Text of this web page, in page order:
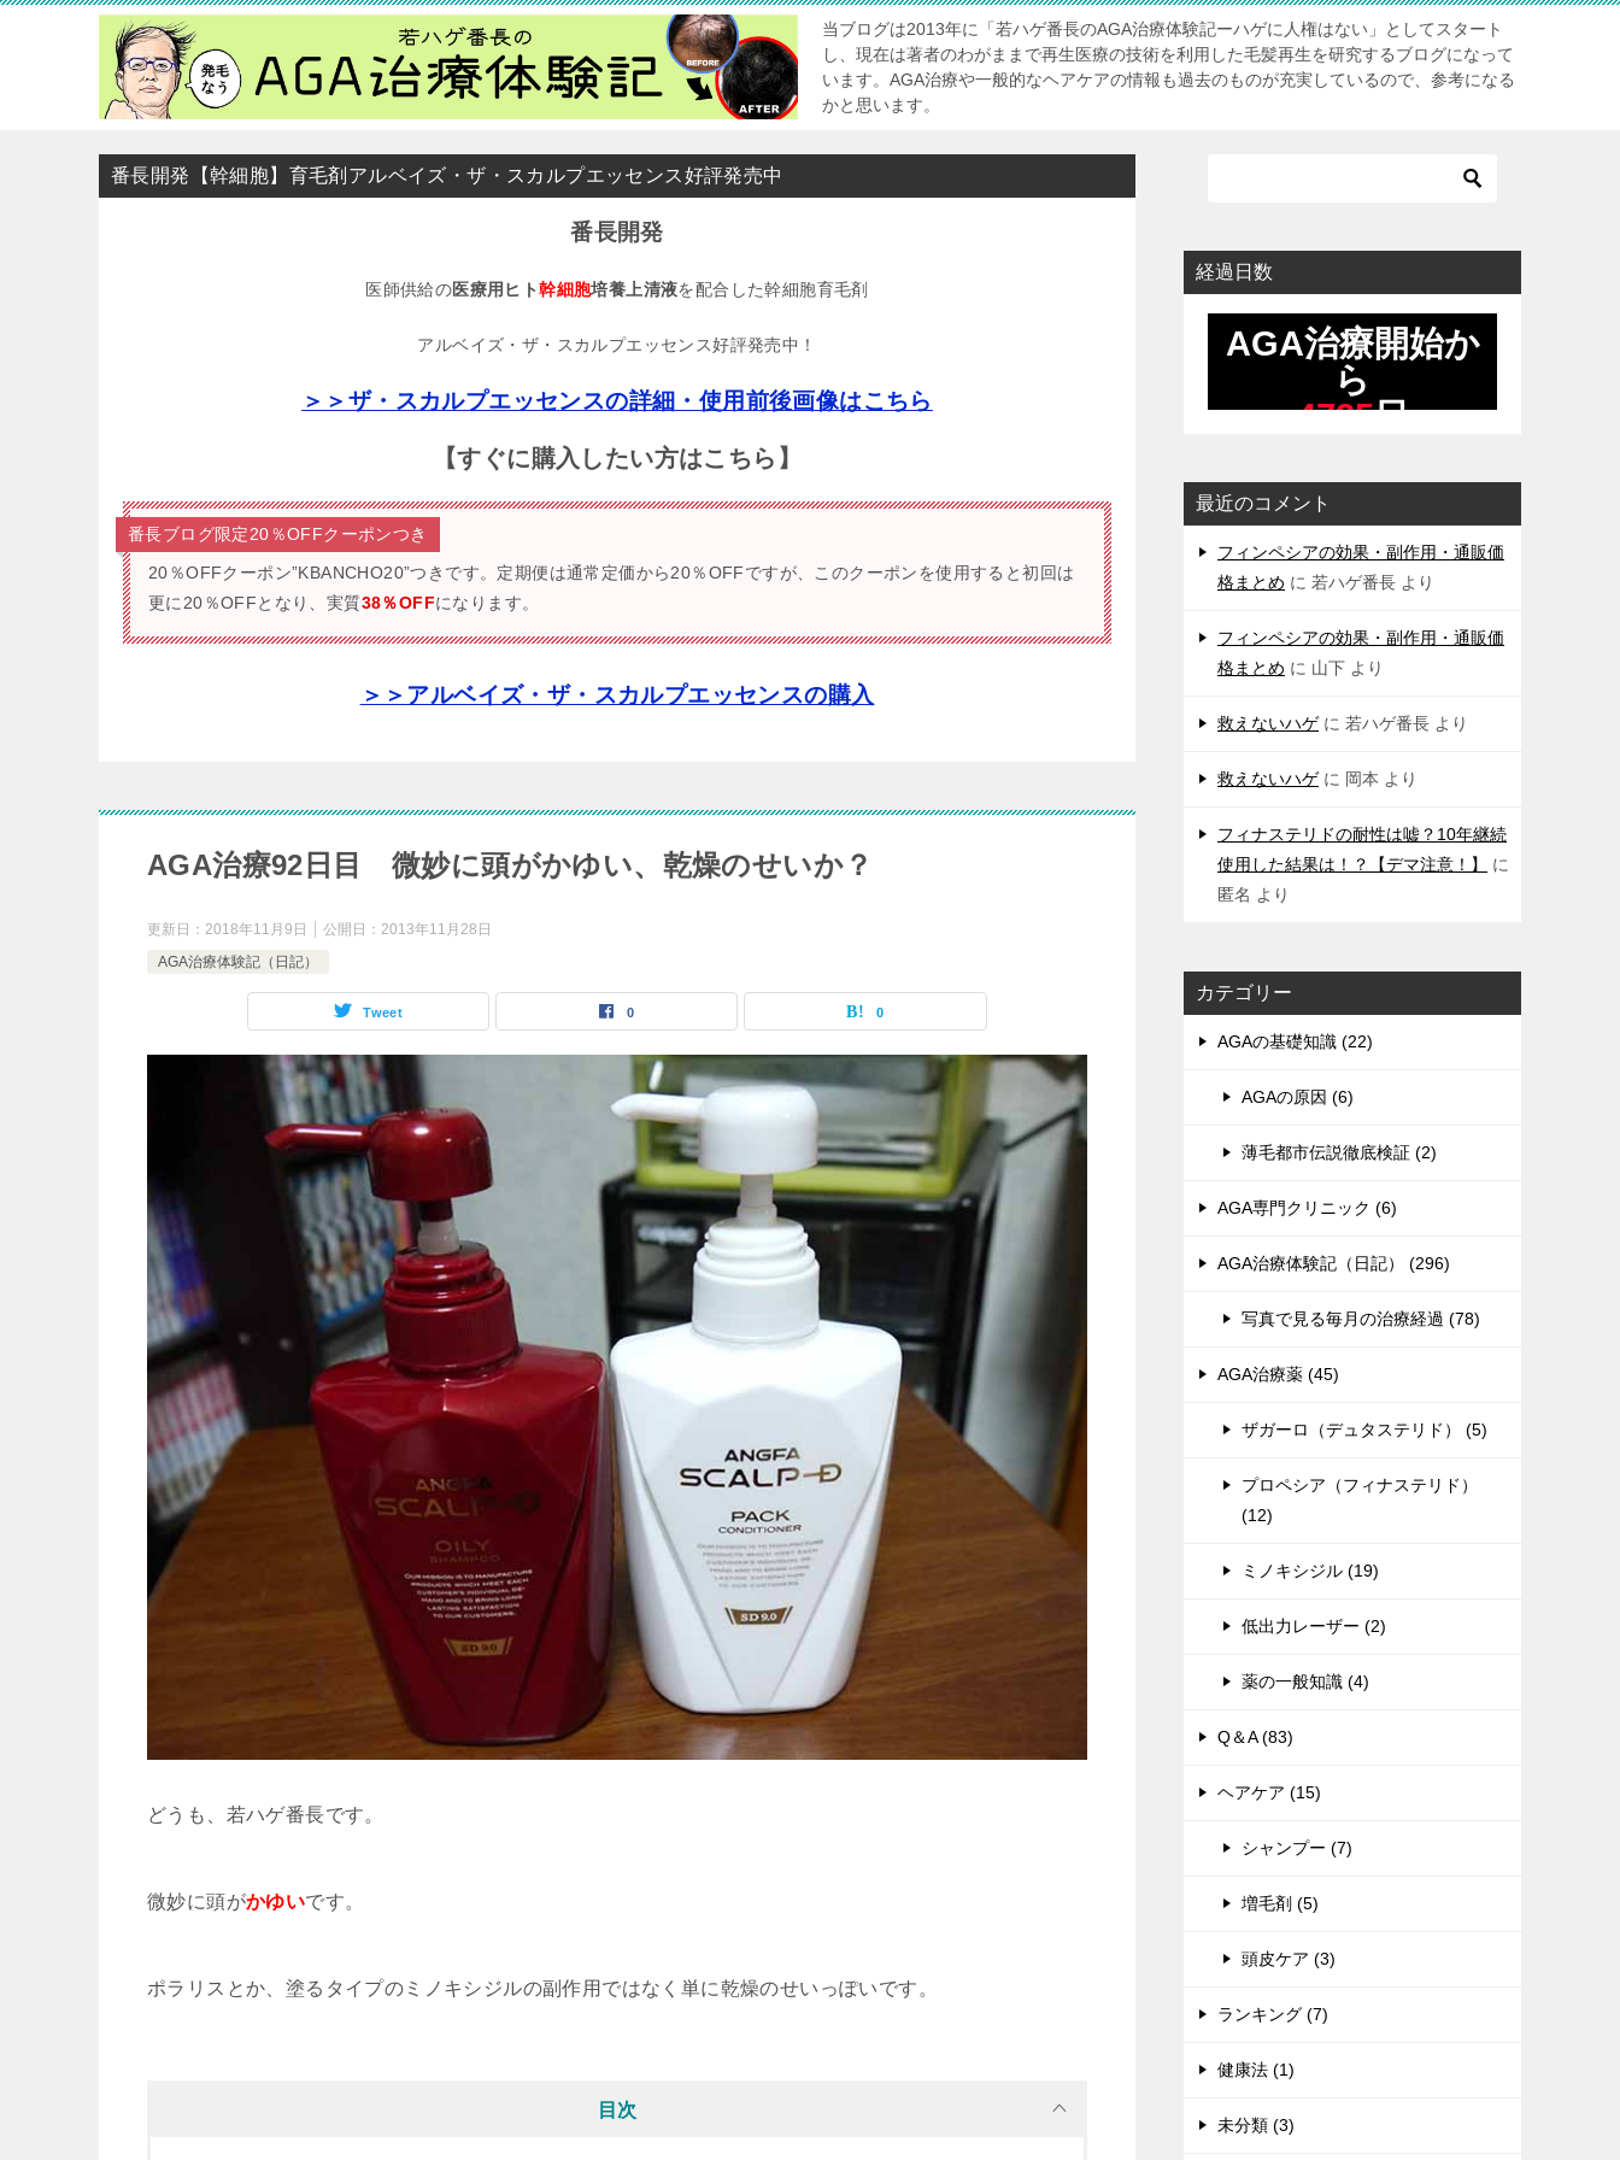
当ブログは2013年に「若ハゲ番長のAGA治療体験記ーハゲに人権はない」としてスタート
し、現在は著者のわがままで再生医療の技術を利用した毛髪再生を研究するブログになって
います。AGA治療や一般的なヘアケアの情報も過去のものが充実しているので、参考になる
かと思います。
番長開発【幹細胞】育毛剤アルベイズ・ザ・スカルプエッセンス好評発売中
番長開発
医師供給の医療用ヒト幹細胞培養上清液を配合した幹細胞育毛剤
アルベイズ・ザ・スカルプエッセンス好評発売中！
＞＞ザ・スカルプエッセンスの詳細・使用前後画像はこちら
【すぐに購入したい方はこちら】
番長ブログ限定20％OFFクーポンつき
20％OFFクーポン”KBANCHO20”つきです。 定期便は通常定価から20％OFFですが、このクーポンを使用すると初回は
更に20％OFFとなり、実質38％OFFになります。
＞＞アルベイズ・ザ・スカルプエッセンスの購入
AGA治療92日目 微妙に頭がかゆい、乾燥のせいか？
更新日： 2018年11月9日 公開日： 2013年11月28日
AGA治療体験記（日記）
Tweet 0 0
どうも、若ハゲ番長です。
微妙に頭がかゆいです。
ポラリスとか、塗るタイプのミノキシジルの副作用ではなく単に乾燥のせいっぽいです。
目次
経過日数
最近のコメント
フィンペシアの効果・副作用・通販価
格まとめ に 若ハゲ番長 より
フィンペシアの効果・副作用・通販価
格まとめ に 山下 より
救えないハゲに 若ハゲ番長 より
救えないハゲに 岡本 より
フィナステリドの耐性は嘘？10年継続
使用した結果は！？【デマ注意！】
に
匿名 より
カテゴリー
AGAの基礎知識 (22)
AGAの原因 (6)
薄毛都市伝説徹底検証 (2)
AGA専門クリニック (6)
AGA治療体験記（日記） (296)
写真で見る毎月の治療経過 (78)
AGA治療薬 (45)
ザガーロ（デュタステリド） (5)
プロペシア（フィナステリド）
(12)
ミノキシジル (19)
低出力レーザー (2)
薬の一般知識 (4)
Q＆A (83)
ヘアケア (15)
シャンプー (7)
増毛剤 (5)
頭皮ケア (3)
ランキング (7)
健康法 (1)
未分類 (3)